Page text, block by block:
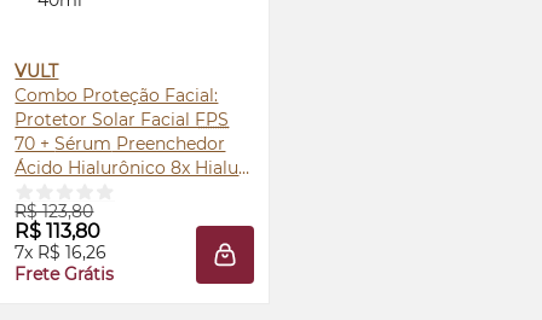
VULT
Combo Proteção Facial:
Protetor Solar Facial FPS
70 +Sérum Preenchedor
Ácido Hialurônico 8x Hialu
R$ 123,80
R$ 113,80
7x R$ 16,26
Frete Grátis
ADICIONAR À SACOLA